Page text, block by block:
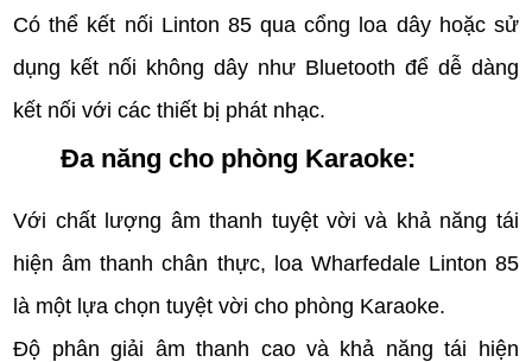
Có thể kết nối Linton 85 qua cổng loa dây hoặc sử
dụng kết nối không dây như Bluetooth để dễ dàng
kết nối với các thiết bị phát nhạc.
Đa năng cho phòng Karaoke:
Với chất lượng âm thanh tuyệt vời và khả năng tái
hiện âm thanh chân thực, loa Wharfedale Linton 85
là một lựa chọn tuyệt vời cho phòng Karaoke.
Độ phân giải âm thanh cao và khả năng tái hiện